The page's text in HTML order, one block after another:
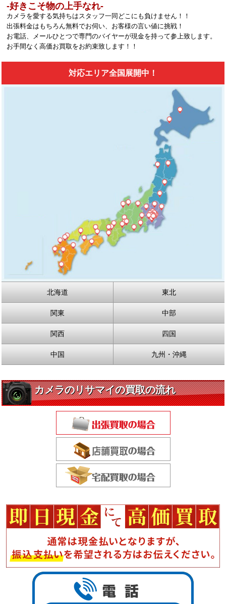
‐好きこそ物の上手なれ‐
カメラを愛する気持ちはスタッフ一同どこにも負けません！！
出張料金はもちろん無料でお伺い、お客様の言い値に挑戦！
お電話、メールひとつで専門のバイヤーが現金を持って参上致します。
お手間なく高価お買取をお約束致します！！
対応エリア全国展開中！
北海道 東北
関東 中部
関西 四国
中国 九州・沖縄